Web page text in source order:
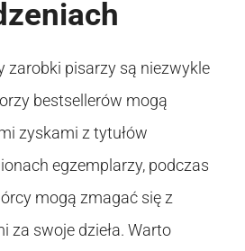
zarobki pisarzy są niezwykle
bestsellerów mogą
zyskami z tytułów
egzemplarzy, podczas
mogą zmagać się z
za swoje dzieła. Warto